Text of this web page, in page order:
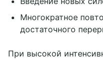
Многократное
достаточного
При высокой